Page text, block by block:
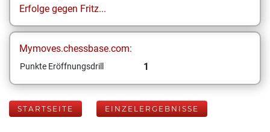
Erfolge gegen Fritz...
Mymoves.chessbase.com:
Punkte Eröffnungsdrill 1
STARTSEITE EINZELERGEBNISSE